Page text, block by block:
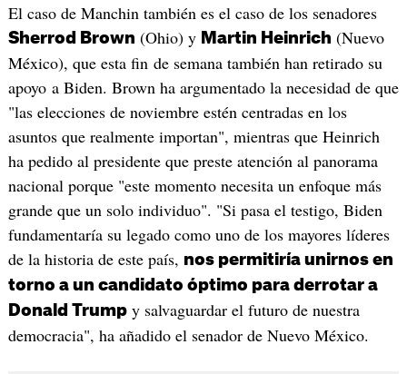
El caso de Manchin también es el caso de los senadores
Sherrod Brown (Ohio) y Martin Heinrich (Nuevo
México), que esta fin de semana también han retirado su
apoyo a Biden. Brown ha argumentado la necesidad de que
"las elecciones de noviembre estén centradas en los
asuntos que realmente importan", mientras que Heinrich
ha pedido al presidente que preste atención al panorama
nacional porque "este momento necesita un enfoque más
grande que un solo individuo". "Si pasa el testigo, Biden
fundamentaría su legado como uno de los mayores líderes
de la historia de este país, nos permitiría unirnos en
torno a un candidato óptimo para derrotar a
Donald Trumpy salvaguardar el futuro de nuestra
democracia", ha añadido el senador de Nuevo México.